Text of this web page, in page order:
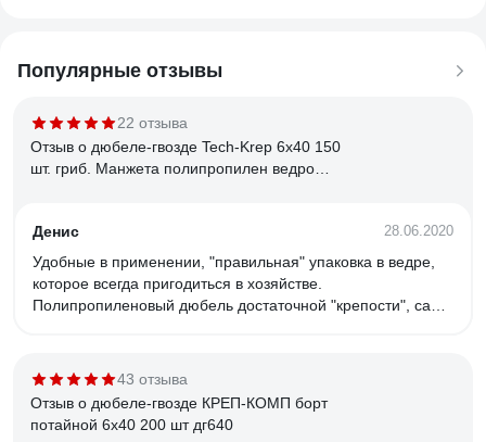
Популярные отзывы
22 отзыва
Отзыв о дюбеле-гвозде Tech-Krep 6х40 150
шт. гриб. Манжета полипропилен ведро
Денис 28.06.2020
Удобные в применении, "правильная" упаковка в ведре,
которое всегда пригодиться в хозяйстве.
Полипропиленовый дюбель достаточной "крепости", сам
43 отзыва
Отзыв о дюбеле-гвозде КРЕП-КОМП борт
потайной 6х40 200 шт дг640